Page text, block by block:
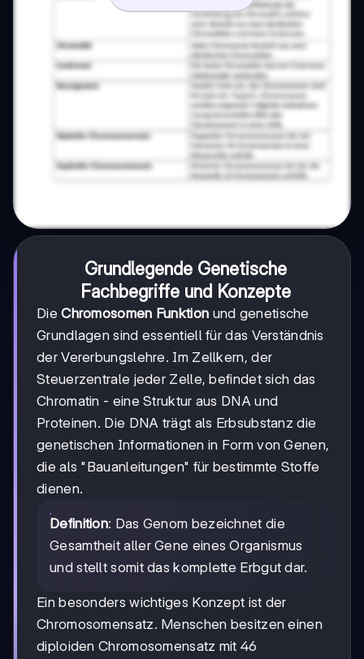
Grundlegende Genetische
Fachbegriffe und Konzepte
DieChromosomen Funktion und genetische
Grundlagen sind essentiell für das Verständnis
der Vererbungslehre. Im Zellkern, der
Steuerzentrale jeder Zelle, befindet sich das
Chromatin - eine Struktur aus DNA und
Proteinen. Die DNA trägt als Erbsubstanz die
genetischen Informationen in Form von Genen,
die als "Bauanleitungen" für bestimmte Stoffe
dienen.
Definition: Das Genom bezeichnet die
Gesamtheit aller Gene eines Organismus
und stellt somit das komplette Erbgut dar.
Ein besonders wichtiges Konzept ist der
Chromosomensatz. Menschen besitzen einen
diploiden Chromosomensatz mit 46